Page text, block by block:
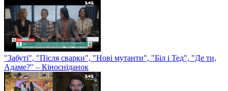
"Забуті", "Після сварки", "Нові мутанти", "Біл і Тед", "Де ти,
Адаме?" – Кіносніданок